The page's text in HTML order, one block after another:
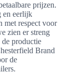
prijzen.
en eerlijk
met respect voor
zien er streng
productie
Brand
de